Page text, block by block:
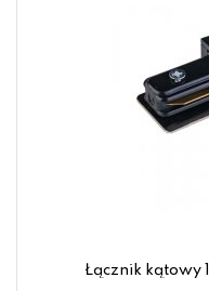
Łącznik kątowy